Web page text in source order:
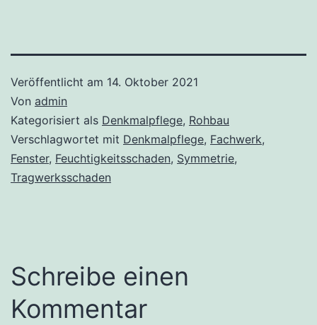
Veröffentlicht am 14. Oktober 2021
Von admin
Kategorisiert als Denkmalpflege, Rohbau
Verschlagwortet mit Denkmalpflege, Fachwerk,
Fenster, Feuchtigkeitsschaden, Symmetrie,
Tragwerksschaden
Schreibe einen
Kommentar